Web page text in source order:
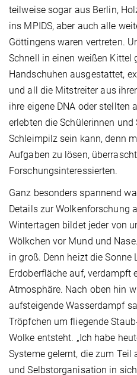
teilweise sogar aus Berlin,
ins MPIDS, aber auch alle
Göttingens waren vertreten.
Schnell in einen weißen Kittel
Handschuhen ausgestattet,
und all die Mitstreiter aus
ihre eigene DNA oder stellten
erlebten die Schülerinnen
Schleimpilz sein kann, denn
Aufgaben zu lösen,
Forschungsinteressierten.
Ganz besonders spannend
Details zur Wolkenforschung
Wintertagen bildet jeder von
Wölkchen vor Mund und
in groß. Denn heizt die Sonne
Erdoberfläche auf, verdampft
Atmosphäre. Nach oben hin
aufsteigende Wasserdampf
Tröpfchen um fliegende
Wolke entsteht. „Ich habe
Systeme gelernt, die zum
und Selbstorganisation in